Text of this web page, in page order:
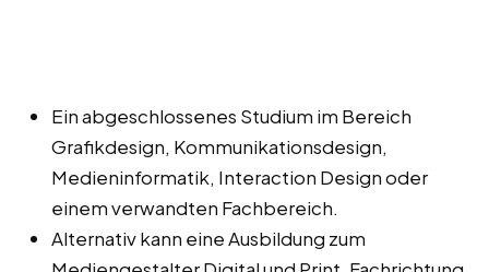
Ein abgeschlossenes Studium im Bereich
Grafikdesign, Kommunikationsdesign,
Medieninformatik, Interaction Design oder
einem verwandten Fachbereich.
Alternativ kann eine Ausbildung zum